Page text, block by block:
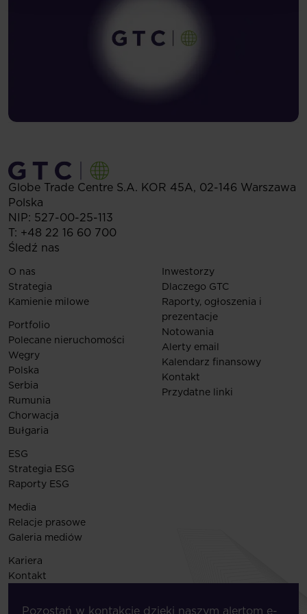
Globe Trade Centre S.A. KOR 45A, 02-146 Warszawa
Polska
NIP: 527-00-25-113
T: +48 22 16 60 700
Śledź nas
O nas
Strategia
Kamienie milowe
Portfolio
Polecane nieruchomości
Węgry
Polska
Serbia
Rumunia
Chorwacja
Bułgaria
Inwestorzy
Dlaczego GTC
Raporty, ogłoszenia i
prezentacje
Notowania
Alerty email
Kalendarz finansowy
Kontakt
Przydatne linki
ESG
Strategia ESG
Raporty ESG
Media
Relacje prasowe
Galeria mediów
Kariera
Kontakt
Pozostań w kontakcie dzięki naszym alertom e-